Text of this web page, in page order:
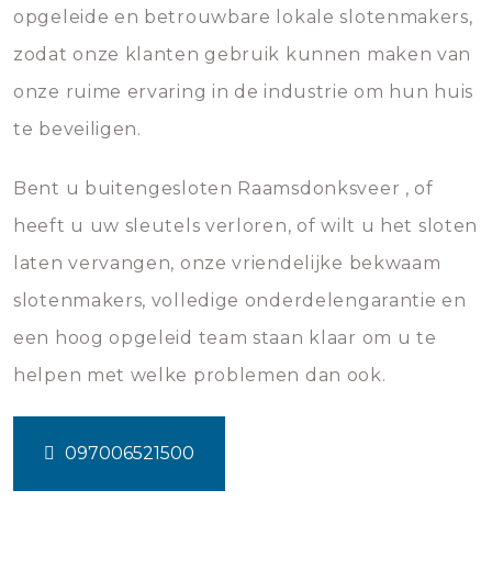
opgeleide en betrouwbare lokale slotenmakers,
zodat onze klanten gebruik kunnen maken van
onze ruime ervaring in de industrie om hun huis
te beveiligen.
Bent u buitengesloten Raamsdonksveer , of
heeft u uw sleutels verloren, of wilt u het sloten
laten vervangen, onze vriendelijke bekwaam
slotenmakers, volledige onderdelengarantie en
een hoog opgeleid team staan klaar om u te
helpen met welke problemen dan ook.
097006521500